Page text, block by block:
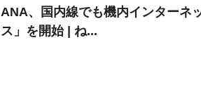
ANA、国内線でも機内インターネ
ス」を開始 | ね...